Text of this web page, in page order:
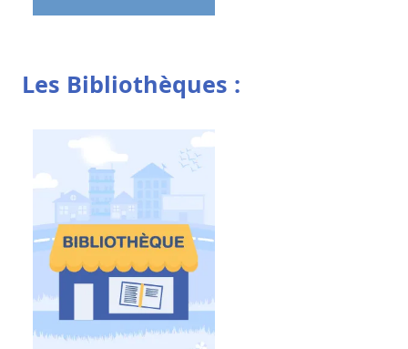
Les Bibliothèques :